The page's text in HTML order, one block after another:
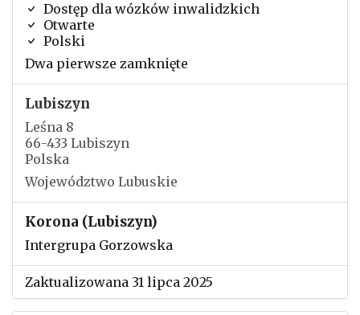
Dostęp dla wózków inwalidzkich
Otwarte
Polski
Dwa pierwsze zamknięte
Lubiszyn
Leśna 8
66-433 Lubiszyn
Polska
Województwo Lubuskie
Korona (Lubiszyn)
Intergrupa Gorzowska
Zaktualizowana 31 lipca 2025